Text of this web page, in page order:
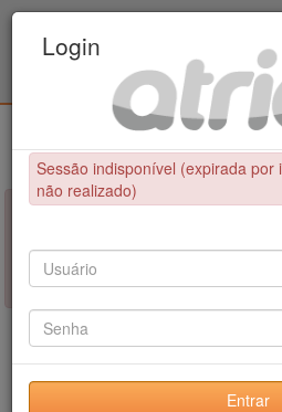
Educação Física / UPE - UFPB
NÃO FOI POSSÍVEL CONCLUIR A
Sessão indisponível (expirada por
realizado)
Login
Sessão indisponível (expirada por
não realizado)
Entrar